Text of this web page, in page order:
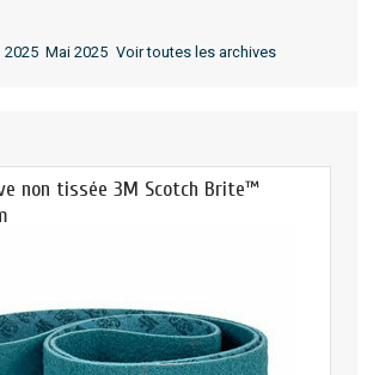
2025 Mai 2025 Voir toutes les archives
non tissée 3M Scotch Brite™